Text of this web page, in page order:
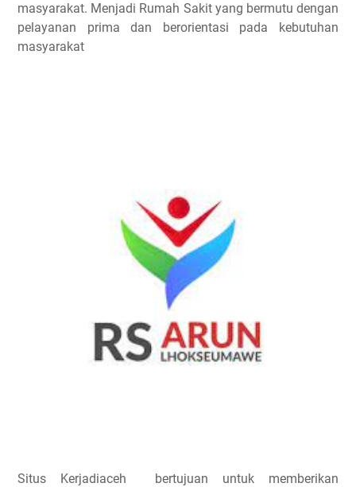
masyarakat. Menjadi Rumah Sakit yang bermutu dengan
pelayanan prima dan berorientasi pada kebutuhan
masyarakat
Situs Kerjadiaceh bertujuan untuk memberikan